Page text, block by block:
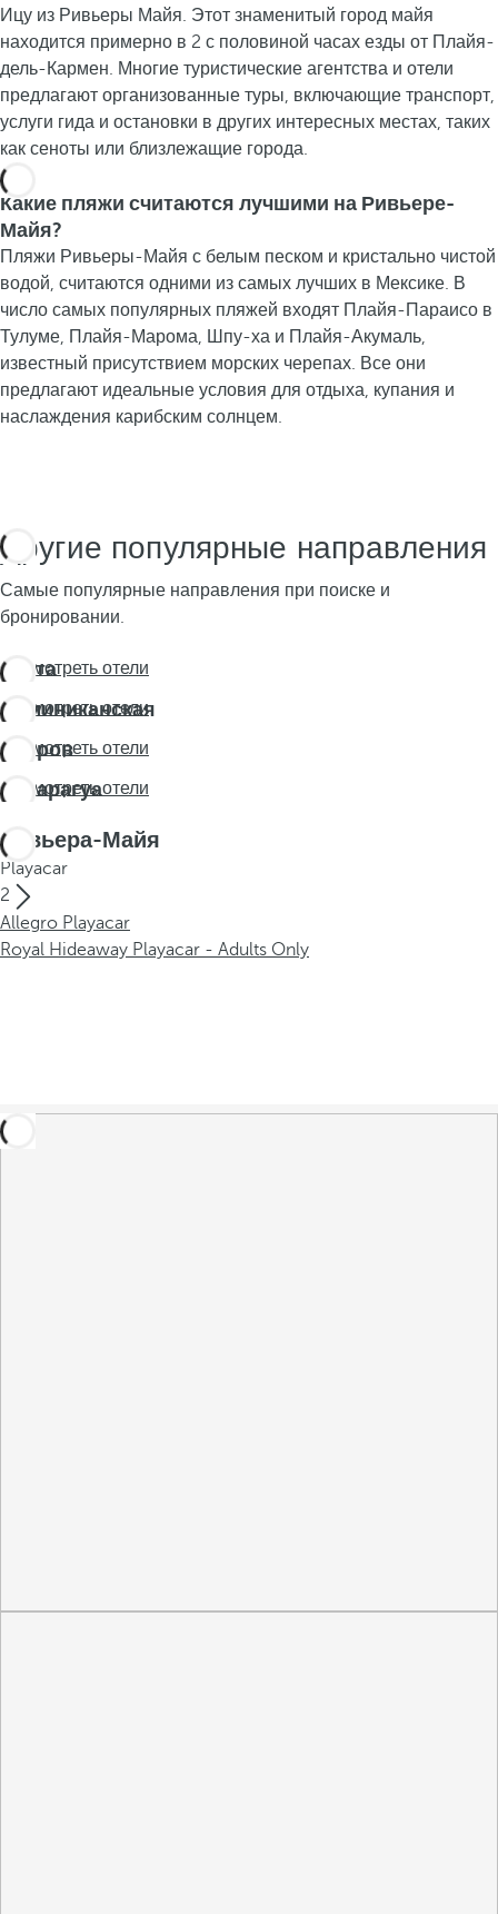
Ицу из Ривьеры Майя. Этот знаменитый город майя
находится примерно в 2 с половиной часах езды от Плайя-
дель-Кармен. Многие туристические агентства и отели
предлагают организованные туры, включающие транспорт,
услуги гида и остановки в других интересных местах, таких
как сеноты или близлежащие города.
Какие пляжи считаются лучшими на Ривьере-
Майя?
Пляжи Ривьеры-Майя с белым песком и кристально чистой
водой, считаются одними из самых лучших в Мексике. В
число самых популярных пляжей входят Плайя-Параисо в
Тулуме, Плайя-Марома, Шпу-ха и Плайя-Акумаль,
известный присутствием морских черепах. Все они
предлагают идеальные условия для отдыха, купания и
наслаждения карибским солнцем.
Другие популярные направления
Самые популярные направления при поиске и
бронировании.
Коста
Рика
Посмотреть отели
Доминиканская
республика
Посмотреть отели
Остров
Аруба
Посмотреть отели
Никарагуа
Посмотреть отели
Ривьера-Майя
Playacar
2
Allegro Playacar
Royal Hideaway Playacar - Adults Only